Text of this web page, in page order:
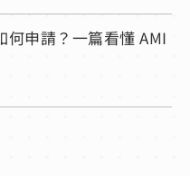
何申請？一篇看懂 AMI